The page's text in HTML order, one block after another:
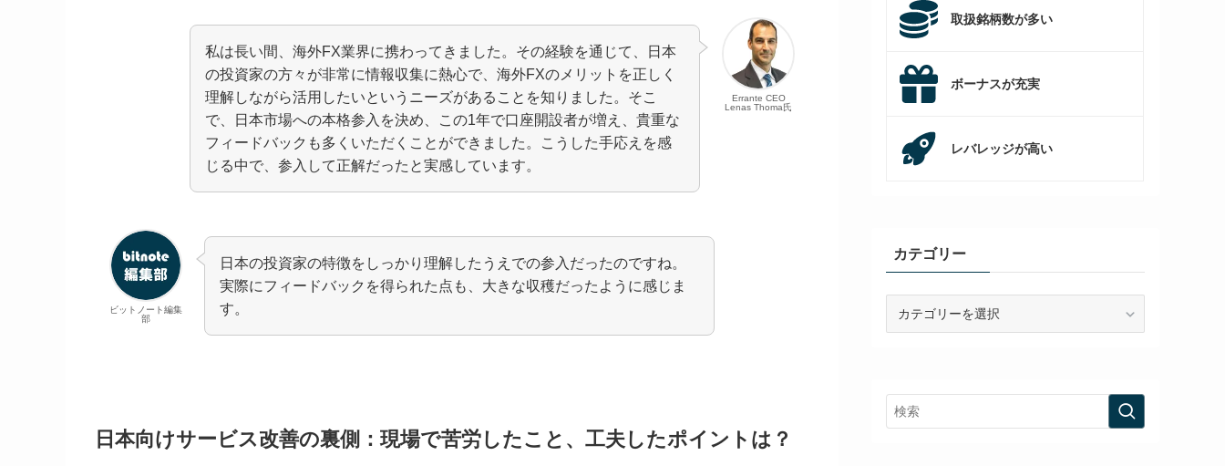
Errante CEO
Lenas Thoma氏
私は長い間、海外FX業界に携わってきました。その経験を通じて、日本
の投資家の方々が非常に情報収集に熱心で、海外FXのメリットを正しく
理解しながら活用したいというニーズがあることを知りました。そこ
で、日本市場への本格参入を決め、この1年で口座開設者が増え、貴重な
フィードバックも多くいただくことができました。こうした手応えを感
じる中で、参入して正解だったと実感しています。
ビットノート編集
部
日本の投資家の特徴をしっかり理解したうえでの参入だったのですね。
実際にフィードバックを得られた点も、大きな収穫だったように感じま
す。
日本向けサービス改善の裏側：現場で苦労したこと、工夫したポイントは？
取扱銘柄数が多い
ボーナスが充実
レバレッジが高い
カテゴリー